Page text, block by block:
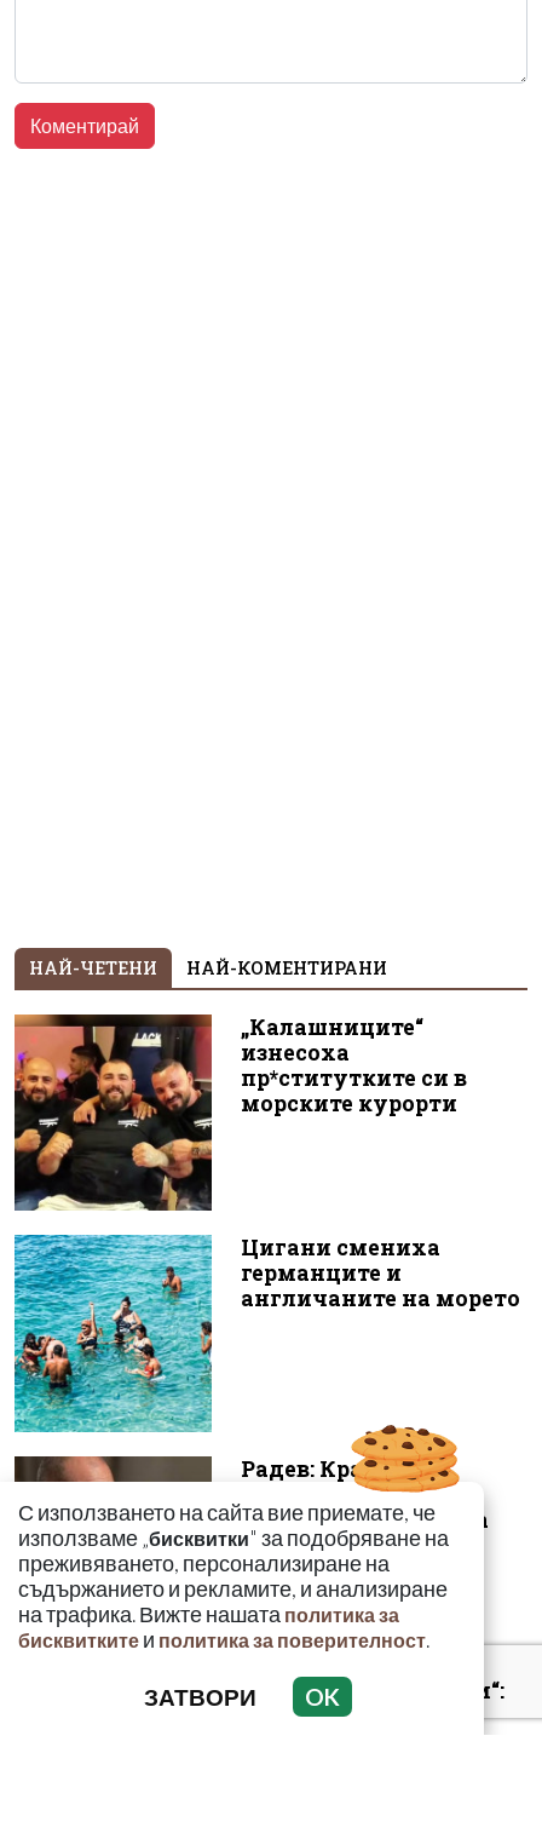
НАЙ-ЧЕТЕНИ НАЙ-КОМЕНТИРАНИ
„Калашниците“
изнесоха
пр*ститутките си в
морските курорти
Цигани смениха
германците и
англичаните на морето
Радев: Край на 15-
годишната сага –
безценният архив на
македонските бъ...
„Умира се за секунди“:
Токсиколог
С използването на сайта вие приемате, че
използваме „бисквитки" за подобряване на
преживяването, персонализиране на
съдържанието и рекламите, и анализиране
на трафика. Вижте нашата политика за
бисквитките и политика за поверителност.
ЗАТВОРИ OK